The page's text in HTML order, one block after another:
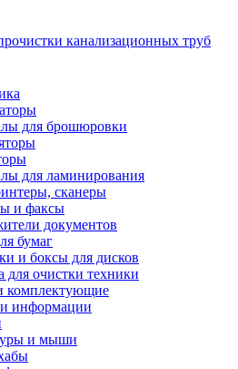
канализационных труб
для брошюровки
для ламинирования
сканеры
и факсы
документов
бумаг
и боксы для дисков
для очистки техники
комплектующие
информации
и мыши